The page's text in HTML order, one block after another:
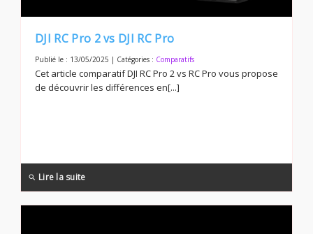
DJI RC Pro 2 vs DJI RC Pro
Publié le : 13/05/2025 | Catégories : Comparatifs
Cet article comparatif DJI RC Pro 2 vs RC Pro vous propose
de découvrir les différences en[...]
search Lire la suite